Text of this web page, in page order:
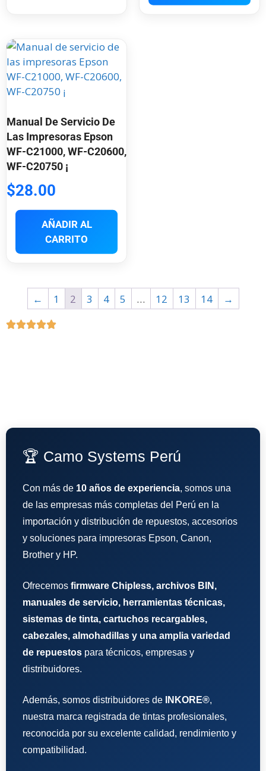
Manual De Servicio De
Las Impresoras Epson
WF-C21000, WF-C20600,
WF-C20750 ¡
$28.00
AÑADIR AL
CARRITO
← 1 2 3 4 5 … 12 13 14 →

🏆 Camo Systems Perú
Con más de 10 años de experiencia, somos una
de las empresas más completas del Perú en la
importación y distribución de repuestos, accesorios
y soluciones para impresoras Epson, Canon,
Brother y HP.
Ofrecemos firmware Chipless, archivos BIN,
manuales de servicio, herramientas técnicas,
sistemas de tinta, cartuchos recargables,
cabezales, almohadillas y una amplia variedad
de repuestos para técnicos, empresas y
distribuidores.
Además, somos distribuidores de INKORE®,
nuestra marca registrada de tintas profesionales,
reconocida por su excelente calidad, rendimiento y
compatibilidad.